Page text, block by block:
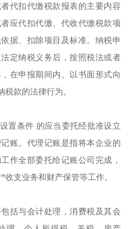
代扣代缴税款报表的主要内容
应代扣代缴、代收代缴税款项
据、扣除项目及标准。纳税申
定纳税义务后，按照税法或者
在申报期间内、以书面形式向
款的法律行为。
置条件 的应当委托经批准设立
账。代理记账是指将本企业的
作全部委托给记账公司完成，
支业务和财产保管等工作。
括与会计处理，消费税及其会